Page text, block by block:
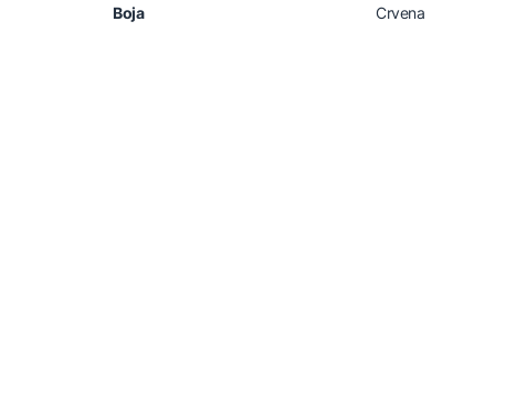
Boja
Crvena